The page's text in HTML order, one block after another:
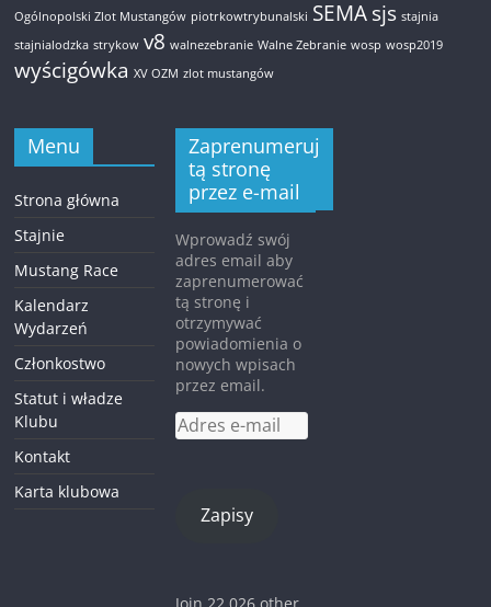
Ogólnopolski Zlot Mustangów piotrkowtrybunalski SEMAsjs stajnia
stajnialodzka strykow v8 walnezebranie Walne Zebranie wosp wosp2019
wyścigówka XV OZM zlot mustangów
Menu
Strona główna
Stajnie
Mustang Race
Kalendarz
Wydarzeń
Członkostwo
Statut i władze
Klubu
Kontakt
Karta klubowa
Zaprenumeruj
tą stronę
przez e-mail
Wprowadź swój
adres email aby
zaprenumerować
tą stronę i
otrzymywać
powiadomienia o
nowych wpisach
przez email.
Adres
e-
Zapisy
Join 22 026 other